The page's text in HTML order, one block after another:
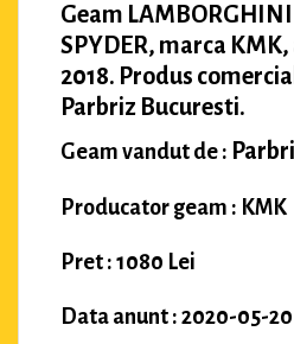
Geam LAMBORGHINI
SPYDER, marca
2018. Produs
Parbriz Bucuresti.
Geam vandut de :
Producator geam : KMK
Pret : 1080 Lei
Data anunt : 2020-05-